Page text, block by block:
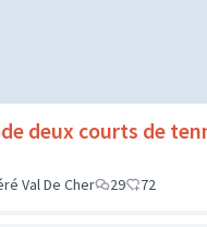
deux courts de
Val De Cher
29 72